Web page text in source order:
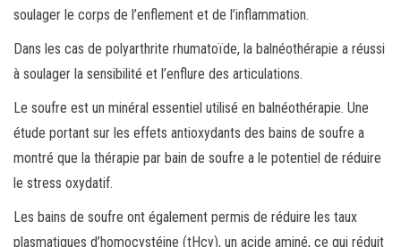
soulager le corps de l’enflement et de l’inflammation.
Dans les cas de polyarthrite rhumatoïde, la balnéothérapie a réussi
à soulager la sensibilité et l’enflure des articulations.
Le soufre est un minéral essentiel utilisé en balnéothérapie. Une
étude portant sur les effets antioxydants des bains de soufre a
montré que la thérapie par bain de soufre a le potentiel de réduire
le stress oxydatif.
Les bains de soufre ont également permis de réduire les taux
plasmatiques d’homocystéine (tHcy), un acide aminé, ce qui réduit